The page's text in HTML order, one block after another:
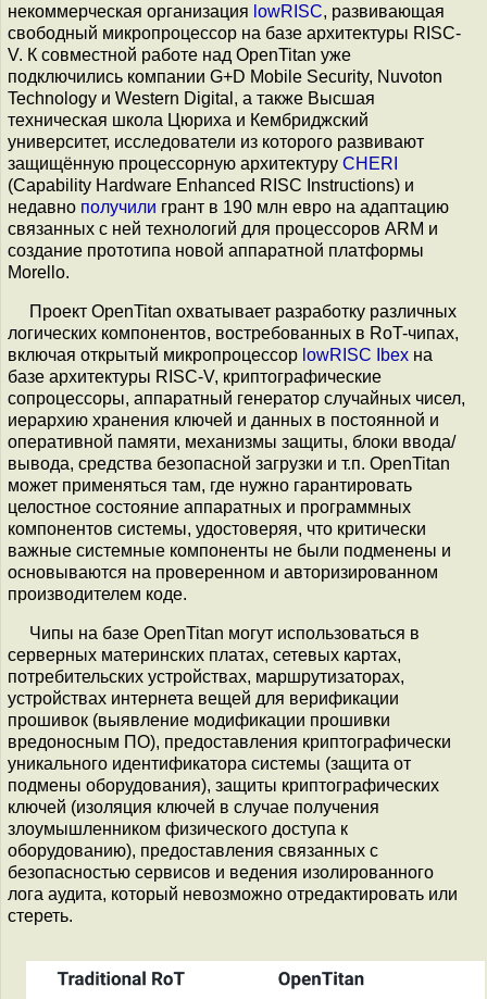
некоммерческая организация lowRISC, развивающая
свободный микропроцессор на базе архитектуры RISC-
V. К совместной работе над OpenTitan уже
подключились компании G+D Mobile Security, Nuvoton
Technology и Western Digital, а также Высшая
техническая школа Цюриха и Кембриджский
университет, исследователи из которого развивают
защищённую процессорную архитектуру CHERI
(Capability Hardware Enhanced RISC Instructions) и
недавно получили грант в 190 млн евро на адаптацию
связанных с ней технологий для процессоров ARM и
создание прототипа новой аппаратной платформы
Morello.
Проект OpenTitan охватывает разработку различных
логических компонентов, востребованных в RoT-чипах,
включая открытый микропроцессор lowRISC Ibex на
базе архитектуры RISC-V, криптографические
сопроцессоры, аппаратный генератор случайных чисел,
иерархию хранения ключей и данных в постоянной и
оперативной памяти, механизмы защиты, блоки ввода/
вывода, средства безопасной загрузки и т.п. OpenTitan
может применяться там, где нужно гарантировать
целостное состояние аппаратных и программных
компонентов системы, удостоверяя, что критически
важные системные компоненты не были подменены и
основываются на проверенном и авторизированном
производителем коде.
Чипы на базе OpenTitan могут использоваться в
серверных материнских платах, сетевых картах,
потребительских устройствах, маршрутизаторах,
устройствах интернета вещей для верификации
прошивок (выявление модификации прошивки
вредоносным ПО), предоставления криптографически
уникального идентификатора системы (защита от
подмены оборудования), защиты криптографических
ключей (изоляция ключей в случае получения
злоумышленником физического доступа к
оборудованию), предоставления связанных с
безопасностью сервисов и ведения изолированного
лога аудита, который невозможно отредактировать или
стереть.